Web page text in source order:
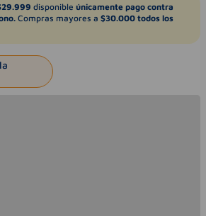
disponible únicamente pago contra
Compras mayores a $30.000 todos los